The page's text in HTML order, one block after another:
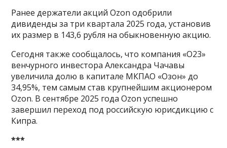
Ранее держатели акций Ozon одобрили
дивиденды за три квартала 2025 года, установив
их размер в 143,6 рубля на обыкновенную акцию.
Сегодня также сообщалось, что компания «О23»
венчурного инвестора Александра Чачавы
увеличила долю в капитале МКПАО «Озон» до
34,95%, тем самым став крупнейшим акционером
Ozon. В сентябре 2025 года Ozon успешно
завершил переход под российскую юрисдикцию с
Кипра.
***